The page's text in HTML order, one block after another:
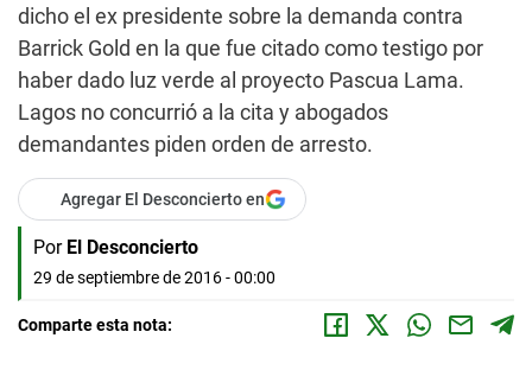
dicho el ex presidente sobre la demanda contra
Barrick Gold en la que fue citado como testigo por
haber dado luz verde al proyecto Pascua Lama.
Lagos no concurrió a la cita y abogados
demandantes piden orden de arresto.
Agregar El Desconcierto en
Por El Desconcierto
29 de septiembre de 2016 - 00:00
Comparte esta nota: